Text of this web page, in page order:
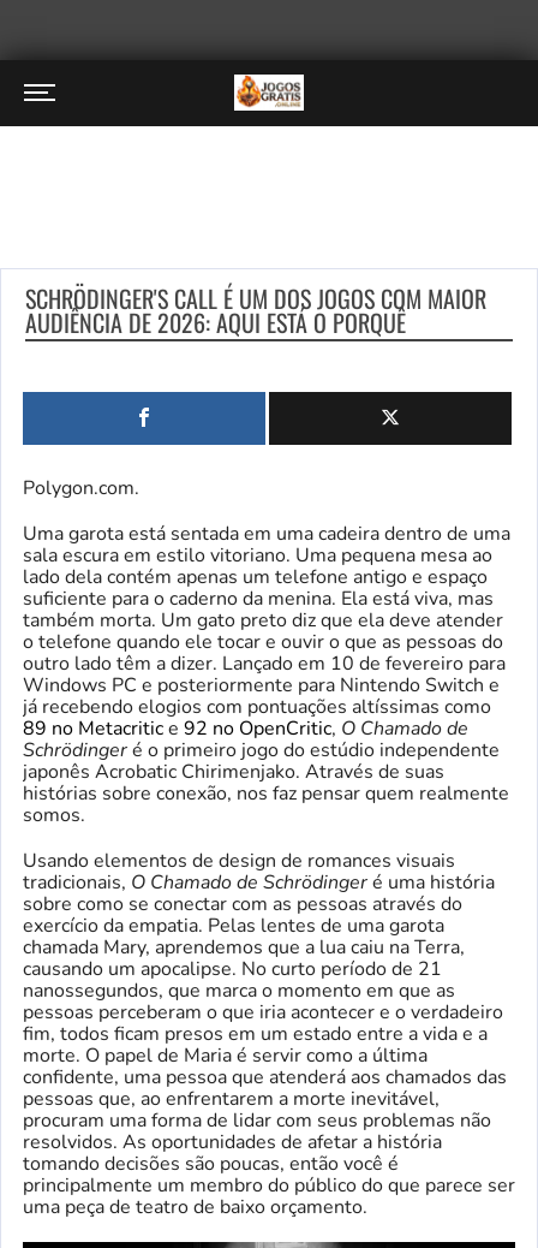
SCHRÖDINGER'S CALL É UM DOS JOGOS COM MAIOR
AUDIÊNCIA DE 2026: AQUI ESTÁ O PORQUÊ
Polygon.com.
Uma garota está sentada em uma cadeira dentro de uma
sala escura em estilo vitoriano. Uma pequena mesa ao
lado dela contém apenas um telefone antigo e espaço
suficiente para o caderno da menina. Ela está viva, mas
também morta. Um gato preto diz que ela deve atender
o telefone quando ele tocar e ouvir o que as pessoas do
outro lado têm a dizer. Lançado em 10 de fevereiro para
Windows PC e posteriormente para Nintendo Switch e
já recebendo elogios com pontuações altíssimas como
89 no Metacritice 92 no OpenCritic, O Chamado de
Schrödingeré o primeiro jogo do estúdio independente
japonês Acrobatic Chirimenjako. Através de suas
histórias sobre conexão, nos faz pensar quem realmente
somos.
Usando elementos de design de romances visuais
tradicionais, O Chamado de Schrödingeré uma história
sobre como se conectar com as pessoas através do
exercício da empatia. Pelas lentes de uma garota
chamada Mary, aprendemos que a lua caiu na Terra,
causando um apocalipse. No curto período de 21
nanossegundos, que marca o momento em que as
pessoas perceberam o que iria acontecer e o verdadeiro
fim, todos ficam presos em um estado entre a vida e a
morte. O papel de Maria é servir como a última
confidente, uma pessoa que atenderá aos chamados das
pessoas que, ao enfrentarem a morte inevitável,
procuram uma forma de lidar com seus problemas não
resolvidos. As oportunidades de afetar a história
tomando decisões são poucas, então você é
principalmente um membro do público do que parece ser
uma peça de teatro de baixo orçamento.